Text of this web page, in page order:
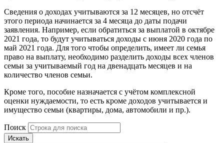
Сведения о доходах учитываются за 12 месяцев, но отсчёт
этого периода начинается за 4 месяца до даты подачи
заявления. Например, если обратиться за выплатой в октябре
2021 года, то будут учитываться доходы с июня 2020 года по
май 2021 года. Для того чтобы определить, имеет ли семья
право на выплату, необходимо разделить доходы всех членов
семьи за учитываемый год на двенадцать месяцев и на
количество членов семьи.
Кроме того, пособие назначается с учётом комплексной
оценки нуждаемости, то есть кроме доходов учитывается и
имущество семьи (квартиры, дома, автомобили и пр.).
Поиск
Искать